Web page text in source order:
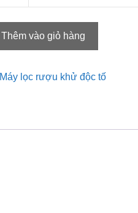
Thêm vào giỏ hàng
Máy lọc rượu khử độc tố